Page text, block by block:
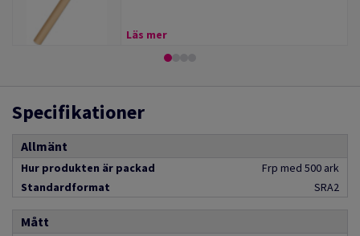
Läs mer
Specifikationer
Allmänt
Hur produkten är packad
Frp med 500 ark
Standardformat
SRA2
Mått